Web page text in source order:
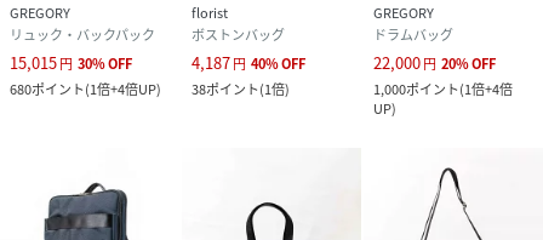
GREGORY
リュック・バックパック
15,015円 30%OFF
680ポイント(1倍+4倍UP)
florist
ボストンバッグ
4,187円 40%OFF
38ポイント(1倍)
GREGORY
ドラムバッグ
22,000円 20%OFF
1,000ポイント(1倍+4倍
UP)